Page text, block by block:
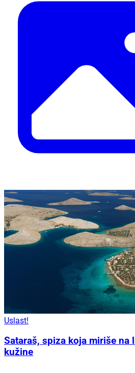
Uslast!
Sataraš, spiza koja miriše na
kužine